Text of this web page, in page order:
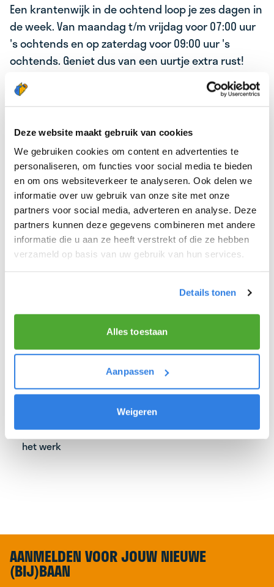
Deze website maakt gebruik van cookies
We gebruiken cookies om content en advertenties te
personaliseren, om functies voor social media te bieden
en om ons websiteverkeer te analyseren. Ook delen we
informatie over uw gebruik van onze site met onze
partners voor social media, adverteren en analyse. Deze
partners kunnen deze gegevens combineren met andere
informatie die u aan ze heeft verstrekt of die ze hebben
verzameld op basis van uw gebruik van hun services.
Details tonen
Alles toestaan
Aanpassen
Weigeren
Een krantenwijk in de ochtend loop je zes dagen in
de week. Van maandag t/m vrijdag voor 07:00 uur
's ochtends en op zaterdag voor 09:00 uur 's
ochtends. Geniet dus van een uurtje extra rust!
📝 ONTDEK DE VOORDELEN
ijkheidvoor je eigen wijk
Ongeveer eenuurtje per dag, afhankelijk van de wijk
work-out
Luister naar je favorietemuziekofpodcasttijdens
het werk
AANMELDEN VOOR JOUW NIEUWE
(BIJ)BAAN